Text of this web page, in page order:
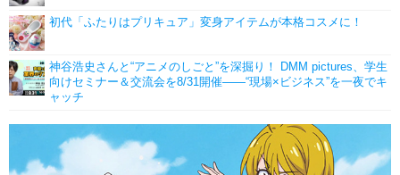
初代「ふたりはプリキュア」変身アイテムが本格コスメに！
神谷浩史さんと“アニメのしごと”を深掘り！ DMM pictures、学生
向けセミナー＆交流会を8/31開催――“現場×ビジネス”を一夜でキ
ャッチ